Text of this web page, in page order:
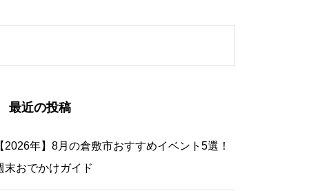
最近の投稿
2026年】8月の倉敷市おすすめイベント5選！
末おでかけガイド